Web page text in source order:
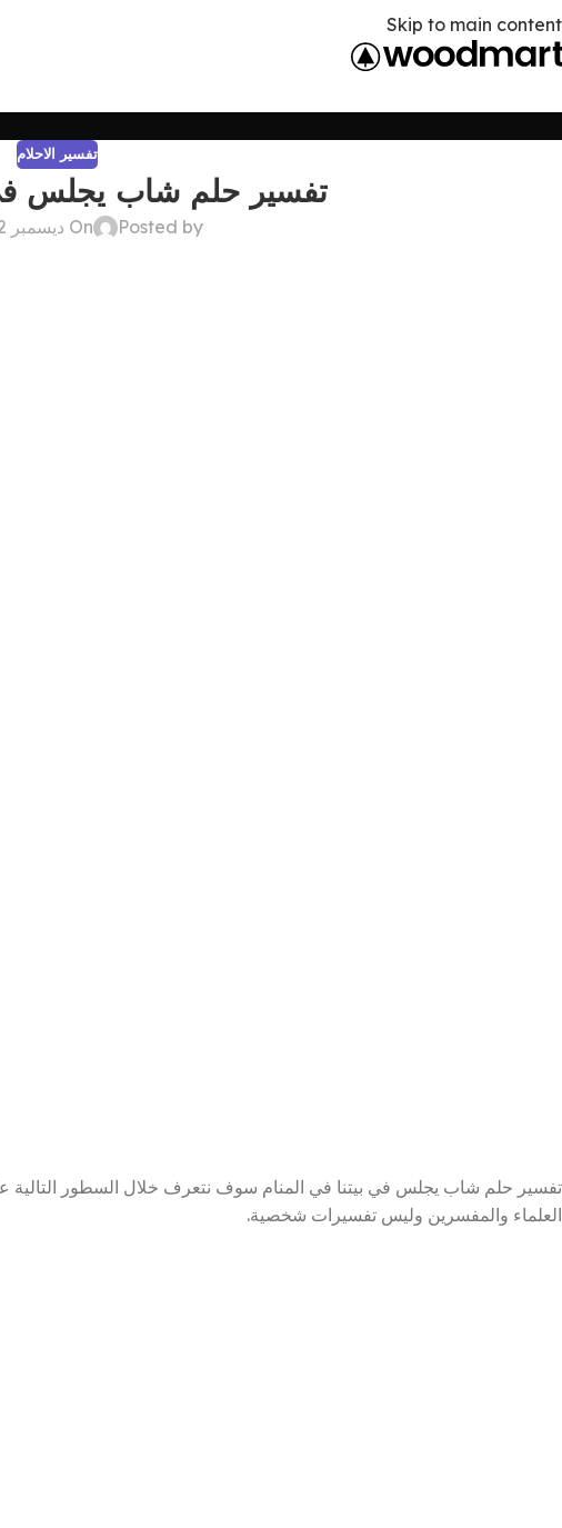
Skip to main content
تفسير الاحلام
تفسير حلم شاب يجلس في
Posted by On ديسمبر 22, 2024
تفسير حلم شاب يجلس في بيتنا في المنام سوف نتعرف خلال السطور
العلماء والمفسرين وليس تفسيرات شخصية.